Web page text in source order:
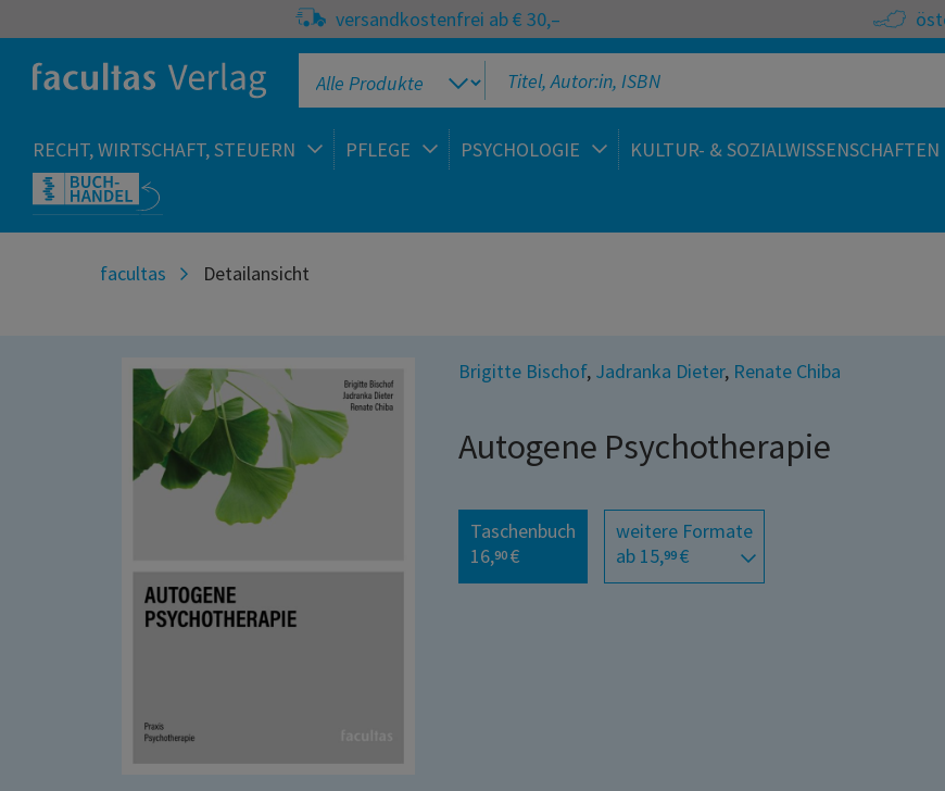
versandkostenfrei ab € 30,–
RECHT, WIRTSCHAFT, STEUERN PFLEGE PSYCHOLOGIE KULTUR- & SOZIALWISSENSCHAFTEN
facultas Detailansicht
Brigitte Bischof, Jadranka Dieter, Renate Chiba
Autogene Psychotherapie
Taschenbuch
16,90 €
weitere Formate
ab 15,99 €